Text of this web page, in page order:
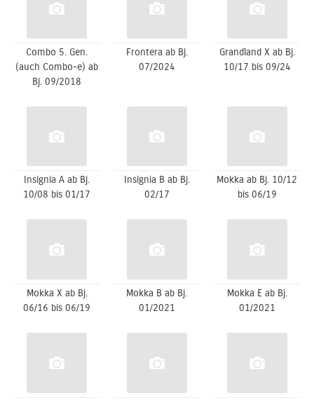
Combo 5. Gen.
(auch Combo-e) ab
Bj. 09/2018
Frontera ab Bj.
07/2024
Grandland X ab Bj.
10/17 bis 09/24
Insignia A ab Bj.
10/08 bis 01/17
Insignia B ab Bj.
02/17
Mokka ab Bj. 10/12
bis 06/19
Mokka X ab Bj.
06/16 bis 06/19
Mokka B ab Bj.
01/2021
Mokka E ab Bj.
01/2021